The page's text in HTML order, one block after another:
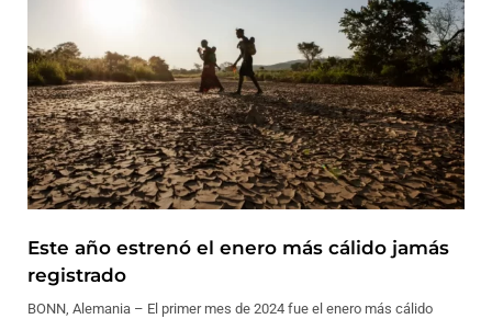
Este año estrenó el enero más cálido jamás
registrado
BONN, Alemania – El primer mes de 2024 fue el enero más cálido